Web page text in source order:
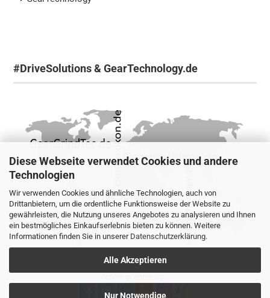
Diese Webseite verwendet Cookies und andere
Technologien
Wir verwenden Cookies und ähnliche Technologien, auch von
Drittanbietern, um die ordentliche Funktionsweise der Website zu
gewährleisten, die Nutzung unseres Angebotes zu analysieren und Ihnen
ein bestmögliches Einkaufserlebnis bieten zu können. Weitere
Informationen finden Sie in unserer Datenschutzerklärung.
Alle Akzeptieren
Nur Notwendige
#DriveSolutions & GearTechnology.de